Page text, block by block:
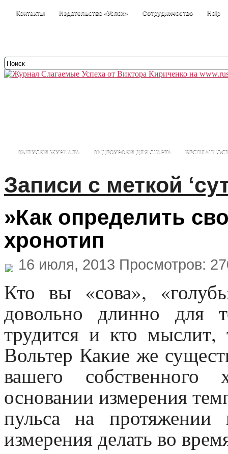
Контакты Издательство «Успех» Сотрудничество Help
ВЫПУСКИ ЖУРНАЛА ВИДЕОУРОКИ ДЛЯ СТАРТА
Записи с меткой
»Как определить
хронотип
16 июля, 2013 Просмотров:
Кто вы «сова»,
довольно длинно для
трудится и кто мыслит,
Вольтер Какие же
вашего
основании измерения
пульса на
измерения делать во